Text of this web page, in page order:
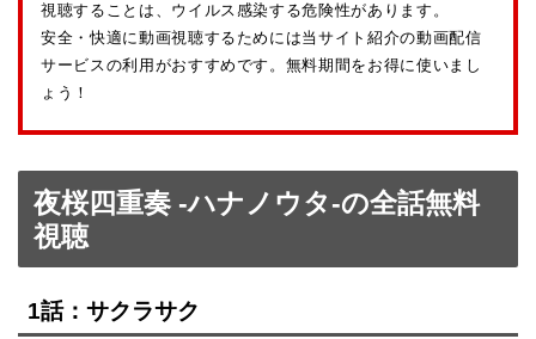
視聴することは、ウイルス感染する危険性があります。
安全・快適に動画視聴するためには当サイト紹介の動画配信
サービスの利用がおすすめです。無料期間をお得に使いまし
ょう！
夜桜四重奏 -ハナノウタ-の全話無料
視聴
1話：サクラサク